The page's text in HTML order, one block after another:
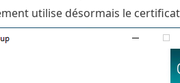
utilise désormais le